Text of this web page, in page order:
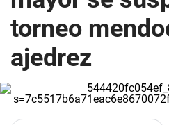
torneo
ajedrez